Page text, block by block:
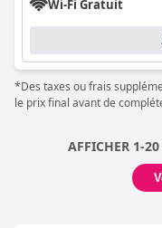
Wi-Fi Gratuit
*Des taxes ou frais
le prix final avant de
AFFICHER 1-